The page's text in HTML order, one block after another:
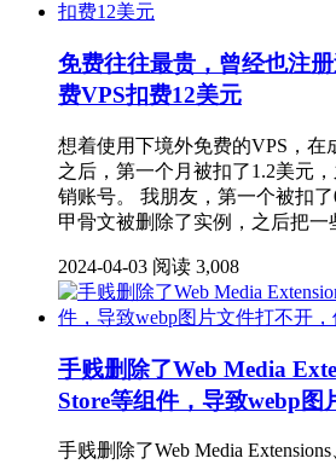
免费往往最贵，曾经也注
费VPS扣费12美元
想着使用下境外免费的VPS，在
之后，第一个月被扣了1.2美元
销账号。 我朋友，第一个被扣
甲骨文被删除了实例，之后把一
2024-04-03 阅读 3,008
手贱删除了Web Media
Store等组件，导致webp图
手贱删除了Web Media